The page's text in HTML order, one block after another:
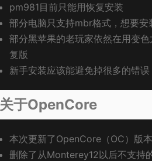
pm981目前只能用恢复安装
部分电脑只支持mbr格式，想要
部分黑苹果的老玩家依然在用变
复版
新手安装应该能避免掉很多的错误
关于OpenCore
本次更新了OpenCore（OC）版
删除了从Monterey12以后不支持